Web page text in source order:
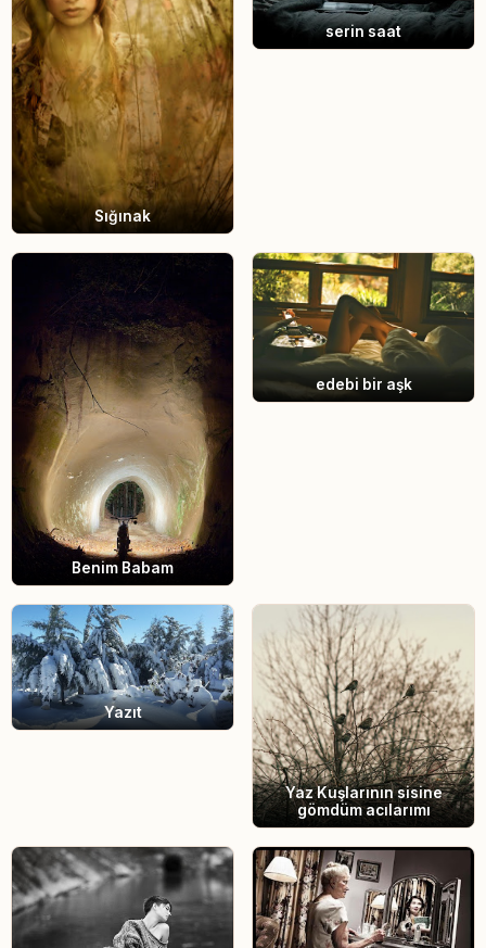
Sığınak
serin saat
Benim Babam
edebi bir aşk
Yazıt
Yaz Kuşlarının sisine
gömdüm acılarımı